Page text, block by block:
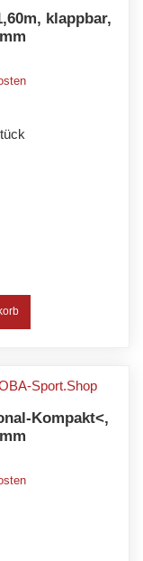
klappbar,
Kompakt<,